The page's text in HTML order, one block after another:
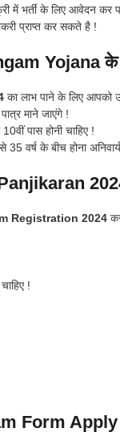
भर्ती के लिए आवेदन कर
प्राप्त कर सकते है !
Yojana के
का लाभ पाने के लिए आपको
माने जाएंगे !
पास होनी चाहिए !
वर्ष के बीच होना
Registration 2024
!
Form